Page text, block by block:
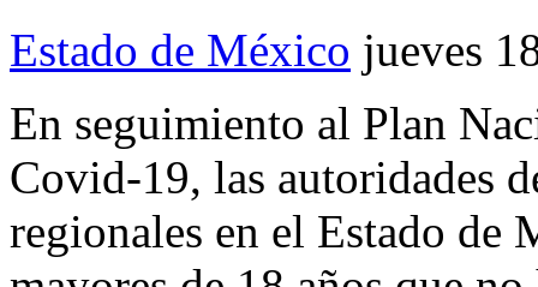
Estado de México jueves
En seguimiento al Plan
Covid-19, las autoridades
regionales en el Estado de